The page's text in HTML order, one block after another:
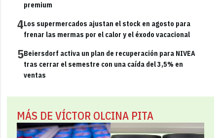
premium
4Los supermercados ajustan el stock en agosto para
frenar las mermas por el calor y el éxodo vacacional
5Beiersdorf activa un plan de recuperación para NIVEA
tras cerrar el semestre con una caída del 3,5% en
ventas
MÁS DE VÍCTOR OLCINA PITA